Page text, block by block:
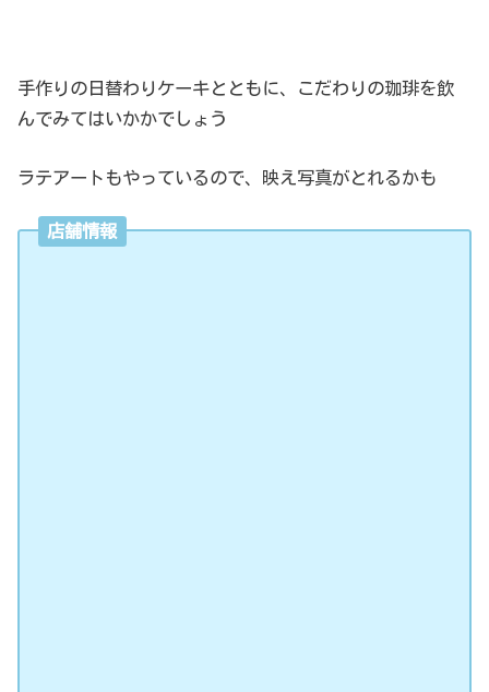
手作りの日替わりケーキとともに、こだわりの珈琲を飲
んでみてはいかかでしょう
ラテアートもやっているので、映え写真がとれるかも
店舗情報